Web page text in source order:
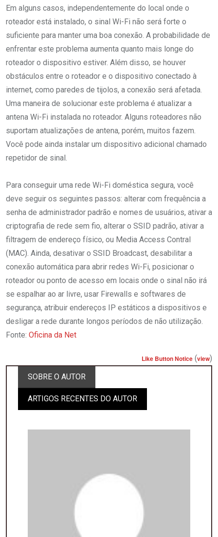
Em alguns casos, independentemente do local onde o
roteador está instalado, o sinal Wi-Fi não será forte o
suficiente para manter uma boa conexão. A probabilidade de
enfrentar este problema aumenta quanto mais longe do
roteador o dispositivo estiver. Além disso, se houver
obstáculos entre o roteador e o dispositivo conectado à
internet, como paredes de tijolos, a conexão será afetada.
Uma maneira de solucionar este problema é atualizar a
antena Wi-Fi instalada no roteador. Alguns roteadores não
suportam atualizações de antena, porém, muitos fazem.
Você pode ainda instalar um dispositivo adicional chamado
repetidor de sinal.
Para conseguir uma rede Wi-Fi doméstica segura, você
deve seguir os seguintes passos: alterar com frequência a
senha de administrador padrão e nomes de usuários, ativar a
criptografia de rede sem fio, alterar o SSID padrão, ativar a
filtragem de endereço físico, ou Media Access Contral
(MAC). Ainda, desativar o SSID Broadcast, desabilitar a
conexão automática para abrir redes Wi-Fi, posicionar o
roteador ou ponto de acesso em locais onde o sinal não irá
se espalhar ao ar livre, usar Firewalls e softwares de
segurança, atribuir endereços IP estáticos a dispositivos e
desligar a rede durante longos períodos de não utilização.
Fonte: Oficina da Net
Like Button Notice (view)
SOBRE O AUTOR
ARTIGOS RECENTES DO AUTOR